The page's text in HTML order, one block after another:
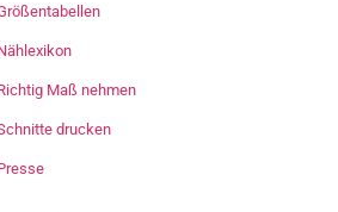
Maß nehmen
drucken